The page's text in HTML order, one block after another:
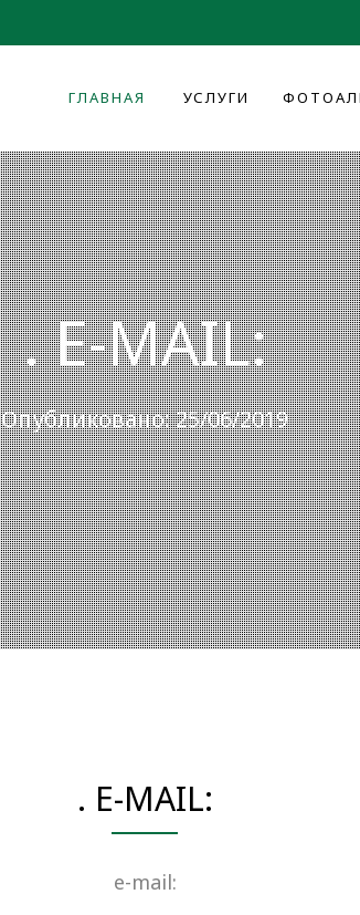
ГЛАВНАЯ УСЛУГИ
. E-MAIL:
Опубликовано: 25/06/2019
. E-MAIL:
e-mail: